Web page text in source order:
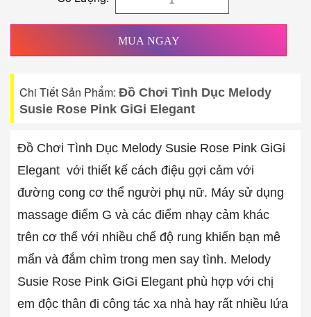
MUA NGAY
Chi Tiết Sản Phẩm: Đồ Chơi Tình Dục Melody
Susie Rose Pink GiGi Elegant
Đồ Chơi Tình Dục Melody Susie Rose Pink GiGi
Elegant với thiết kế cách điệu gợi cảm với
đường cong cơ thể người phụ nữ. Máy sử dụng
massage điểm G và các điểm nhạy cảm khác
trên cơ thể với nhiều chế độ rung khiến bạn mê
mẩn và đắm chìm trong men say tình. Melody
Susie Rose Pink GiGi Elegant phù hợp với chị
em độc thân đi công tác xa nhà hay rất nhiều lứa